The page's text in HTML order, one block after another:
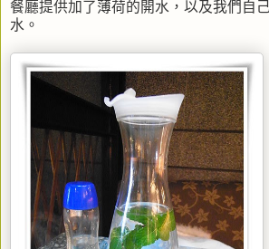
餐廳提供加了薄荷的開水，以及我們自
水。